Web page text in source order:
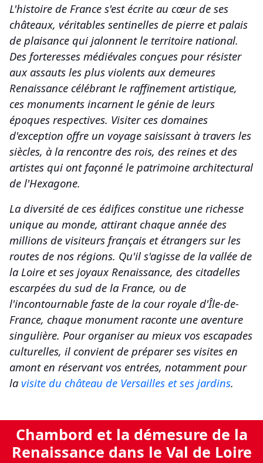
L'histoire de France s'est écrite au cœur de ses
châteaux, véritables sentinelles de pierre et palais
de plaisance qui jalonnent le territoire national.
Des forteresses médiévales conçues pour résister
aux assauts les plus violents aux demeures
Renaissance célébrant le raffinement artistique,
ces monuments incarnent le génie de leurs
époques respectives. Visiter ces domaines
d'exception offre un voyage saisissant à travers les
siècles, à la rencontre des rois, des reines et des
artistes qui ont façonné le patrimoine architectural
de l'Hexagone.
La diversité de ces édifices constitue une richesse
unique au monde, attirant chaque année des
millions de visiteurs français et étrangers sur les
routes de nos régions. Qu'il s'agisse de la vallée de
la Loire et ses joyaux Renaissance, des citadelles
escarpées du sud de la France, ou de
l'incontournable faste de la cour royale d'Île-de-
France, chaque monument raconte une aventure
singulière. Pour organiser au mieux vos escapades
culturelles, il convient de préparer ses visites en
amont en réservant vos entrées, notamment pour
la visite du château de Versailles et ses jardins.
Chambord et la démesure de la
Renaissance dans le Val de Loire